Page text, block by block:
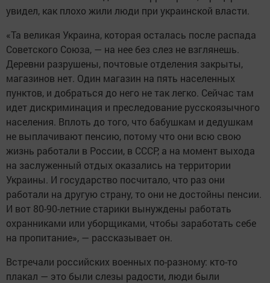
увидел, как плохо жили люди при украинской власти.
«Та великая Украина, которая осталась после распада
Советского Союза, — на нее без слез не взглянешь.
Деревни разрушены, почтовые отделения закрыты,
магазинов нет. Один магазин на пять населенных
пунктов, и добраться до него не так легко. Сейчас там
идет дискриминация и преследование русскоязычного
населения. Вплоть до того, что бабушкам и дедушкам
не выплачивают пенсию, потому что они всю свою
жизнь работали в России, в СССР, а на момент выхода
на заслуженный отдых оказались на территории
Украины. И государство посчитало, что раз они
работали на другую страну, то они не достойны пенсии.
И вот 80-90-летние старики вынуждены работать
охранниками или уборщиками, чтобы заработать себе
на пропитание», — рассказывает он.
Встречали российских военных по-разному: кто-то
плакал — это были слезы радости, люди были